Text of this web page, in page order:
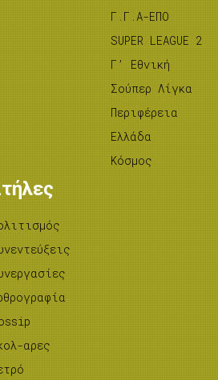
Γ.Γ.Α-ΕΠΟ
SUPER LEAGUE 2
Γ’ Εθνική
Σούπερ Λίγκα
Περιφέρεια
Ελλάδα
Κόσμος
αρες